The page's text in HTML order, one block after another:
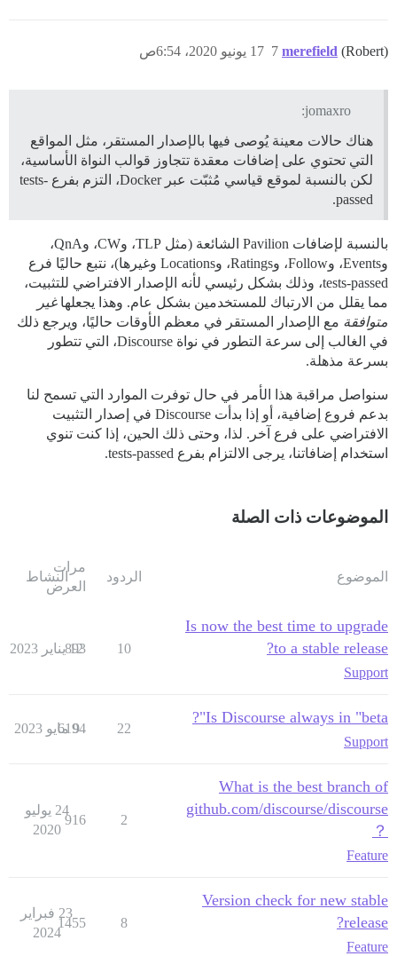
merefield (Robert) 17 يونيو 2020، 6:54ص 7
jomaxro:
هناك حالات معينة يُوصى فيها بالإصدار المستقر، مثل المواقع
التي تحتوي على إضافات معقدة تتجاوز قوالب النواة الأساسية،
لكن بالنسبة لموقع قياسي مُثبّت عبر Docker، التزم بفرع tests-
passed.
بالنسبة لإضافات Pavilion الشائعة (مثل TLP، وCW، وQnA،
وEvents، وFollow، وRatings، وLocations وغيرها)، نتبع حاليًا فرع
tests-passed، وذلك بشكل رئيسي لأنه الإصدار الافتراضي للتثبيت،
مما يقلل من الارتباك للمستخدمين بشكل عام. وهذا يجعلهاغير
متوافقة مع الإصدار المستقر في معظم الأوقات حاليًا، ويرجع ذلك
في الغالب إلى سرعة التطور في نواة Discourse، التي تتطور
بسرعة مذهلة.
سنواصل مراقبة هذا الأمر في حال توفرت الموارد التي تسمح لنا
بدعم فروع إضافية، أو إذا بدأت Discourse في إصدار التثبيت
الافتراضي على فرع آخر. لذا، وحتى ذلك الحين، إذا كنت تنوي
استخدام إضافاتنا، يرجى الالتزام بفرع tests-passed.
الموضوعات ذات الصلة
الموضوع الردود
مرات
العرض
النشاط
Is now the best time to upgrade
to a stable release?
Support
10
893
12 يناير 2023
Is Discourse always in "beta"?
Support
22
6194
9 مايو 2023
What is the best branch of
github.com/discourse/discourse
？
Feature
2
916
24 يوليو
2020
Version check for new stable
release?
Feature
8
1455
23 فبراير
2024